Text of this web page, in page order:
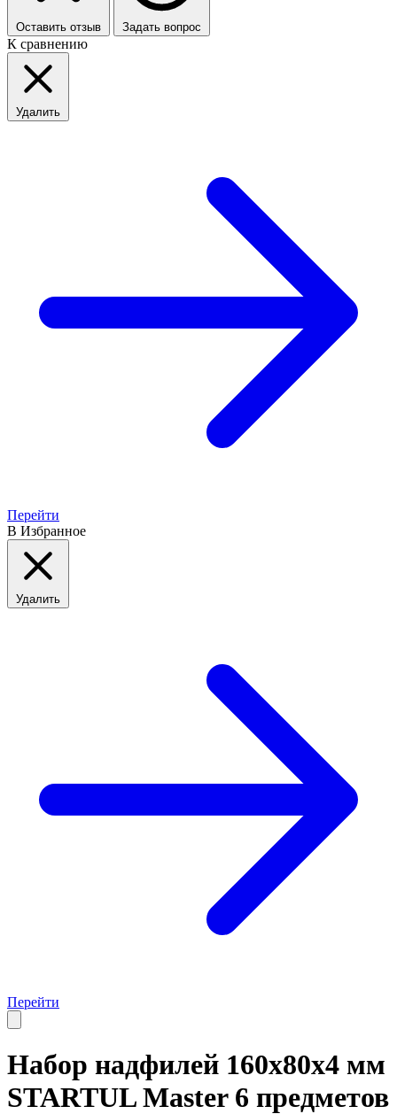
Оставить отзыв Задать вопрос
К сравнению
Удалить
Перейти
В Избранное
Удалить
Перейти
Набор надфилей 160х80х4 мм
STARTUL Master 6 предметов